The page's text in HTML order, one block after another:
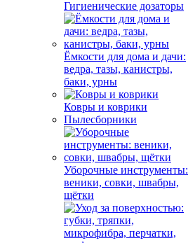
Гигиенические дозаторы
Ёмкости для дома и дачи:
ведра, тазы, канистры,
баки, урны
Ковры и коврики
Пылесборники
Уборочные инструменты:
веники, совки, швабры,
щётки